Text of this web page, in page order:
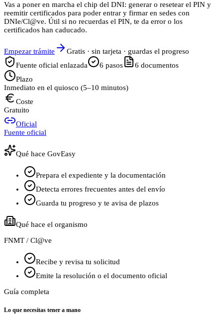
Vas a poner en marcha el chip del DNI: generar o resetear el PIN y
reemitir certificados para poder entrar y firmar en sedes con
DNIe/Cl@ve. Útil si no recuerdas el PIN, te da error o los
certificados han caducado.
Empezar trámite
Gratis · sin tarjeta · guardas el progreso
Fuente oficial enlazada
6 pasos 6 documentos
Plazo
Inmediato en el quiosco (5–10 minutos)
Coste
Gratuito
Oficial
Fuente oficial
Qué hace GovEasy
Prepara el expediente y la documentación
Detecta errores frecuentes antes del envío
Guarda tu progreso y te avisa de plazos
Qué hace el organismo
FNMT / Cl@ve
Recibe y revisa tu solicitud
Emite la resolución o el documento oficial
Guía completa
Lo que necesitas tener a mano